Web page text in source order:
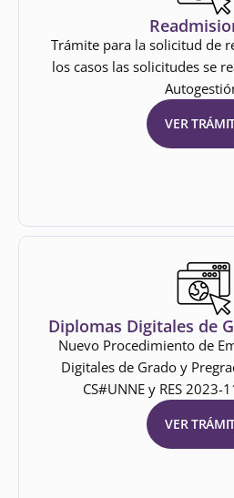
Trámite para la solicitud de
los casos las solicitudes se
VER
Diplomas Digitales de
Nuevo Procedimiento de
Digitales de Grado y
CS#UNNE y RES 2023-
VER